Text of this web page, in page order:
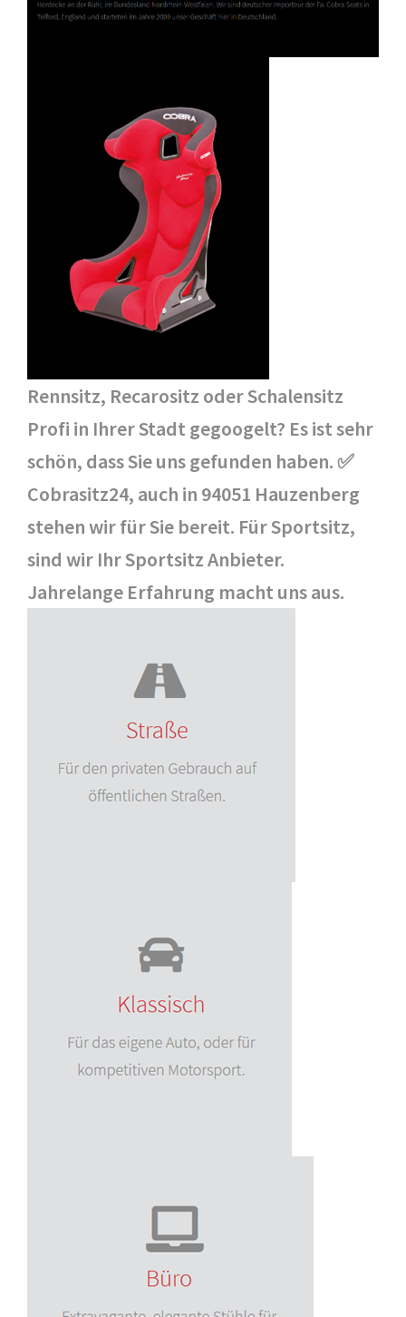
Rennsitz, Recarositz oder Schalensitz
Profi in Ihrer Stadt gegoogelt? Es ist sehr
schön, dass Sie uns gefunden haben. ✅
Cobrasitz24, auch in 94051 Hauzenberg
stehen wir für Sie bereit. Für Sportsitz,
sind wir Ihr Sportsitz Anbieter.
Jahrelange Erfahrung macht uns aus.